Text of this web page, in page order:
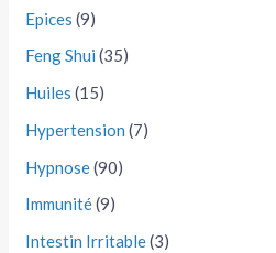
Epices (9)
Feng Shui (35)
Huiles (15)
Hypertension (7)
Hypnose(90)
Immunité(9)
Intestin Irritable(3)